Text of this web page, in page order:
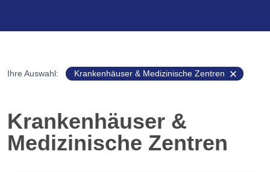
Ihre Auswahl: Krankenhäuser & Medizinische Zentren
Krankenhäuser &
Medizinische Zentren